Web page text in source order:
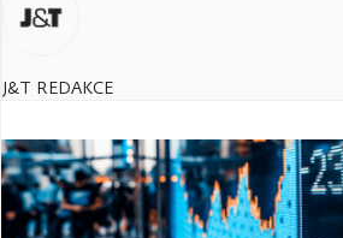
J&T REDAKCE